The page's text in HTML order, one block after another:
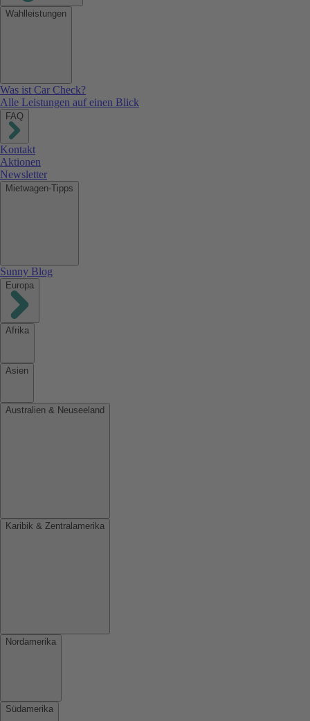
Wahlleistungen
Was ist Car Check?
Alle Leistungen auf einen Blick
FAQ
Kontakt
Aktionen
Newsletter
Mietwagen-Tipps
Sunny Blog
Europa
Afrika
Asien
Australien & Neuseeland
Karibik & Zentralamerika
Nordamerika
Südamerika